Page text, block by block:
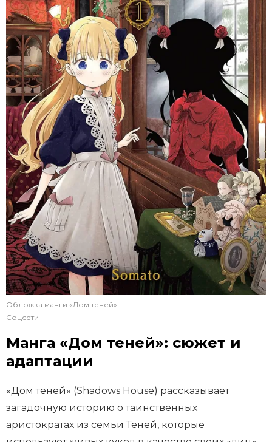
Обложка манги «Дом теней»
Соцсети
Манга «Дом теней»: сюжет и
адаптации
«Дом теней» (Shadows House) рассказывает
загадочную историю о таинственных
аристократах из семьи Теней, которые